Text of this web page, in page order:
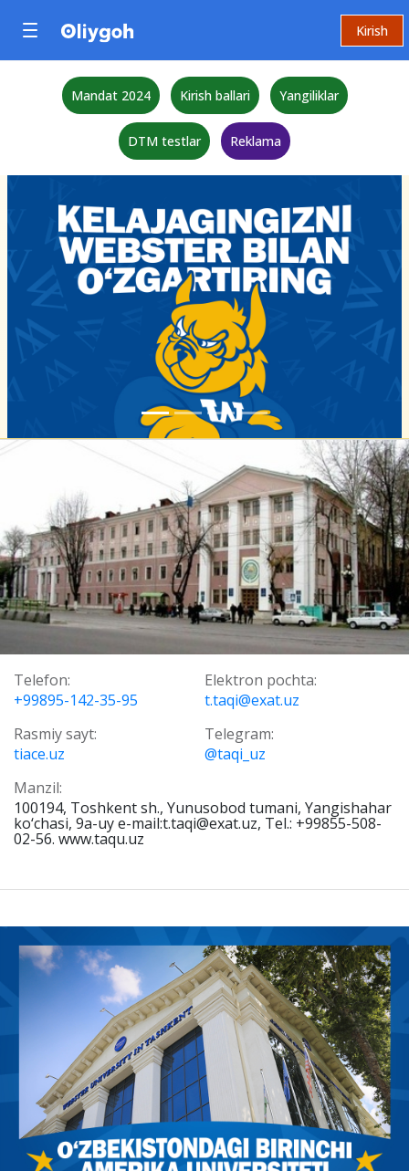
Kirish
Mandat 2024 Kirish ballari Yangiliklar
DTM testlar Reklama
Telefon:
+99895-142-35-95
Elektron pochta:
t.taqi@exat.uz
Rasmiy sayt:
tiace.uz
Telegram:
@taqi_uz
Manzil:
100194, Toshkent sh., Yunusobod tumani, Yangishahar
ko‘chasi, 9a-uy e-mail:t.taqi@exat.uz, Tel.: +99855-508-
02-56. www.taqu.uz